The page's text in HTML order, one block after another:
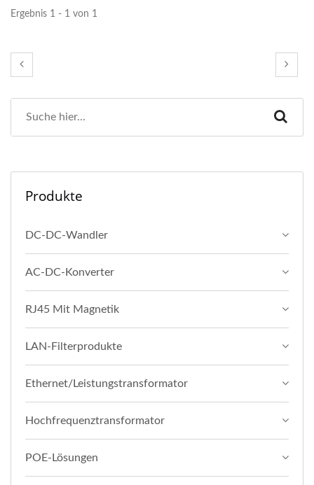
Ergebnis 1 - 1 von 1
Produkte
DC-DC-Wandler
AC-DC-Konverter
RJ45 Mit Magnetik
LAN-Filterprodukte
Ethernet/Leistungstransformator
Hochfrequenztransformator
POE-Lösungen